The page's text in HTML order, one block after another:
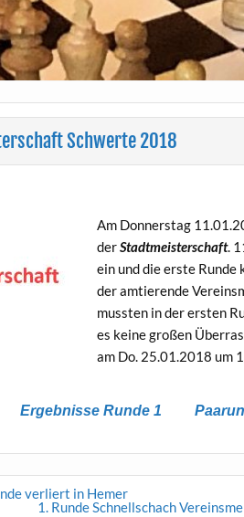
Schwerte 2018
Am Donnerstag
derStadtmeisterschaft.
ein und die erste
der amtierende
mussten in der ersten
es keine großen
am Do. 25.01.2018 um
Ergebnisse Runde 1
verliert in Hemer
1. Runde Schnellschach